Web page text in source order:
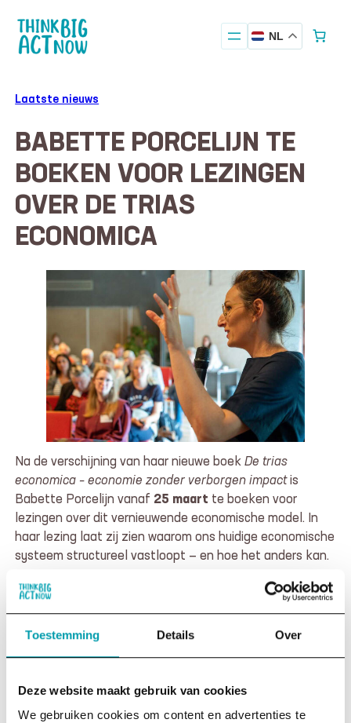
Toestemming Details Over
Deze website maakt gebruik van cookies
We gebruiken cookies om content en advertenties te
Ga
naar
de
NL
Laatste nieuws
BABETTE PORCELIJN TE
BOEKEN VOOR LEZINGEN
OVER DE TRIAS
ECONOMICA
Na de verschijning van haar nieuwe boekDe trias
economica – economie zonder verborgen impactis
Babette Porcelijn vanaf 25 maart te boeken voor
lezingen over dit vernieuwende economische model. In
haar lezing laat zij zien waarom ons huidige economische
systeem structureel vastloopt — en hoe het anders kan.
De trias economica is een fundamenteel herontwerp van
de economische spelregels. Net zoals de trias politica
ooit de politieke macht democratiseerde, doorbreekt de
trias economica de concentratie van economische macht
tussen grote bedrijven, de financiële sector en
impact ontstaat, waarom goedbedoelde oplossingen
tekortschieten en welke systeemverandering nodig is